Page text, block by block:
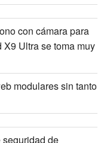
con cámara para
Ultra se toma muy
modulares sin tanto
seguridad de